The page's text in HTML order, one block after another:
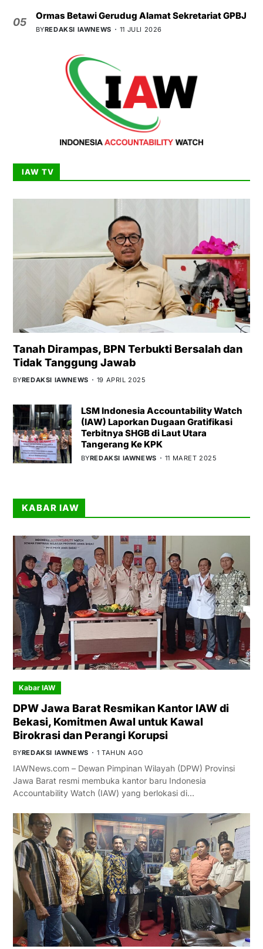
05
Ormas Betawi Gerudug Alamat Sekretariat GPBJ
BYREDAKSI IAWNEWS 11 JULI 2026
IAW TV
Tanah Dirampas, BPN Terbukti Bersalah dan
Tidak Tanggung Jawab
BYREDAKSI IAWNEWS 19 APRIL 2025
LSM Indonesia Accountability Watch
(IAW) Laporkan Dugaan Gratifikasi
Terbitnya SHGB di Laut Utara
Tangerang Ke KPK
BYREDAKSI IAWNEWS 11 MARET 2025
KABAR IAW
Kabar IAW
DPW Jawa Barat Resmikan Kantor IAW di
Bekasi, Komitmen Awal untuk Kawal
Birokrasi dan Perangi Korupsi
BYREDAKSI IAWNEWS 1 TAHUN AGO
IAWNews.com – Dewan Pimpinan Wilayah (DPW) Provinsi
Jawa Barat resmi membuka kantor baru Indonesia
Accountability Watch (IAW) yang berlokasi di…